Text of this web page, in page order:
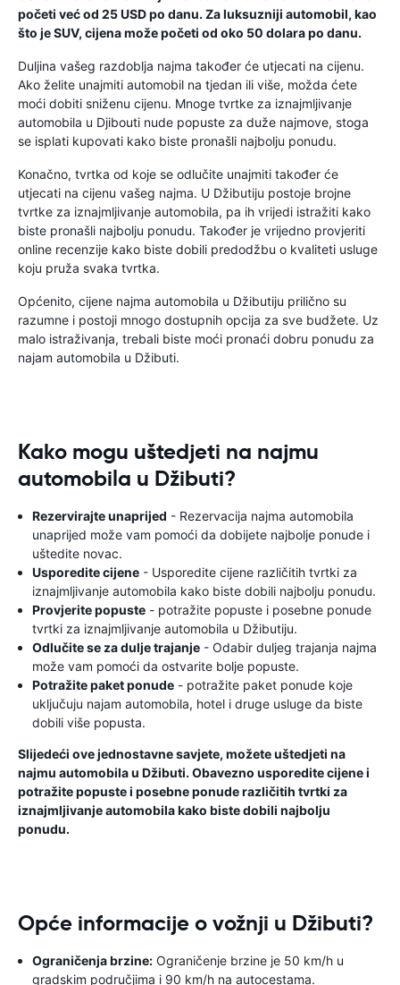
početi već od 25 USD po danu. Za luksuzniji automobil, kao
što je SUV, cijena može početi od oko 50 dolara po danu.
Duljina vašeg razdoblja najma također će utjecati na cijenu.
Ako želite unajmiti automobil na tjedan ili više, možda ćete
moći dobiti sniženu cijenu. Mnoge tvrtke za iznajmljivanje
automobila u Djibouti nude popuste za duže najmove, stoga
se isplati kupovati kako biste pronašli najbolju ponudu.
Konačno, tvrtka od koje se odlučite unajmiti također će
utjecati na cijenu vašeg najma. U Džibutiju postoje brojne
tvrtke za iznajmljivanje automobila, pa ih vrijedi istražiti kako
biste pronašli najbolju ponudu. Također je vrijedno provjeriti
online recenzije kako biste dobili predodžbu o kvaliteti usluge
koju pruža svaka tvrtka.
Općenito, cijene najma automobila u Džibutiju prilično su
razumne i postoji mnogo dostupnih opcija za sve budžete. Uz
malo istraživanja, trebali biste moći pronaći dobru ponudu za
najam automobila u Džibuti.
Kako mogu uštedjeti na najmu
automobila u Džibuti?
Rezervirajte unaprijed - Rezervacija najma automobila
unaprijed može vam pomoći da dobijete najbolje ponude i
uštedite novac.
Usporedite cijene - Usporedite cijene različitih tvrtki za
iznajmljivanje automobila kako biste dobili najbolju ponudu.
Provjerite popuste - potražite popuste i posebne ponude
tvrtki za iznajmljivanje automobila u Džibutiju.
Odlučite se za dulje trajanje - Odabir duljeg trajanja najma
može vam pomoći da ostvarite bolje popuste.
Potražite paket ponude - potražite paket ponude koje
uključuju najam automobila, hotel i druge usluge da biste
dobili više popusta.
Slijedeći ove jednostavne savjete, možete uštedjeti na
najmu automobila u Džibuti. Obavezno usporedite cijene i
potražite popuste i posebne ponude različitih tvrtki za
iznajmljivanje automobila kako biste dobili najbolju
ponudu.
Opće informacije o vožnji u Džibuti?
Ograničenja brzine: Ograničenje brzine je 50 km/h u
gradskim područjima i 90 km/h na autocestama.